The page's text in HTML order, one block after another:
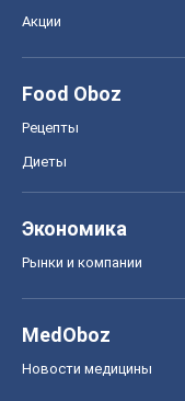
Акции
Food Oboz
Рецепты
Диеты
Экономика
Рынки и компании
MedOboz
Новости медицины